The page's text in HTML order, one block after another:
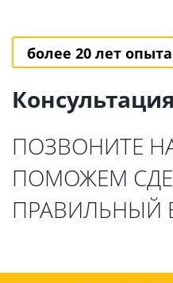
более 20 лет опыта
ПОЗВОНИТЕ
ПОМОЖЕМ
ПРАВИЛЬНЫЙ